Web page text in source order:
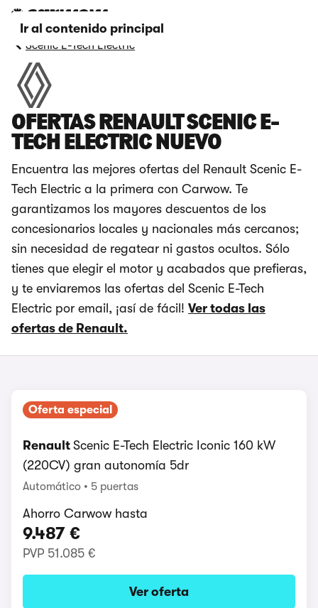
Ir al contenido principal
Scenic E-Tech Electric
OFERTAS RENAULT SCENIC E-
TECH ELECTRIC NUEVO
Encuentra las mejores ofertas del Renault Scenic E-
Tech Electric a la primera con Carwow. Te
garantizamos los mayores descuentos de los
concesionarios locales y nacionales más cercanos;
sin necesidad de regatear ni gastos ocultos. Sólo
tienes que elegir el motor y acabados que prefieras,
y te enviaremos las ofertas del Scenic E-Tech
Electric por email, ¡así de fácil! Ver todas las
ofertas de Renault.
Oferta especial
Renault Scenic E-Tech Electric Iconic 160 kW
(220CV) gran autonomía 5dr
Automático 5 puertas
Ahorro Carwow hasta
9.487 €
PVP 51.085 €
Ver oferta